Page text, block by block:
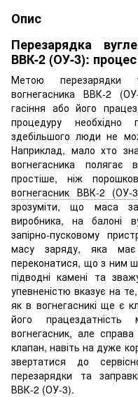
Опис
Перезарядка
ВВК-2 (ОУ-3): процес
Метою перезарядки
вогнегасника ВВК-2
гасіння або його
процедуру необхідно
здебільшого люди не
Наприклад, мало хто
вогнегасника
простіше, ніж
вогнегасник ВВК-2 (ОУ-
зрозуміти, що маса
виробника, на балоні
запірно-пусковому
масу заряду, яка
переконатися, що з ним
підводні камені та
упевненістю вказує на
як в вогнегасникі ще є
його працездатність
вогнегасник, але
клапан, навіть на дуже
звертатися до
перезарядки та
ВВК-2 (ОУ-3).